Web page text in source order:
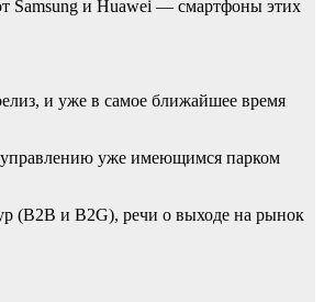
Samsung и Huawei — смартфоны этих
и уже в самое ближайшее время
управлению уже имеющимся парком
(B2B и B2G), речи о выходе на рынок